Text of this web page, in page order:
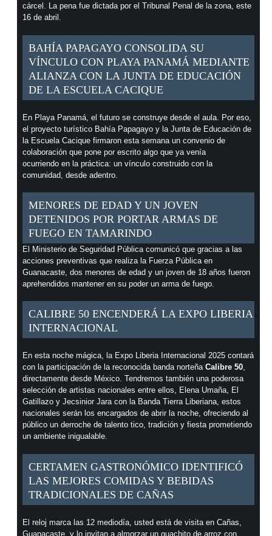
cárcel. La pena fue dictada por el Tribunal Penal de la zona, este
16 de abril.
BAHÍA PAPAGAYO CONSOLIDA SU
VÍNCULO CON PLAYA PANAMÁ MEDIANTE
ALIANZA CON LA JUNTA DE EDUCACIÓN
DE LA ESCUELA CACIQUE
En Playa Panamá, el futuro se construye desde el aula. Por eso,
el proyecto turístico Bahía Papagayo y la Junta de Educación de
la Escuela Cacique firmaron esta semana un convenio de
colaboración que pone por escrito algo que ya venía
ocurriendo en la práctica: un vínculo construido con la
comunidad, desde adentro.
MENORES DE EDAD Y UN JOVEN
DETENIDOS POR PORTAR ARMAS DE
FUEGO EN TAMARINDO
El Ministerio de Seguridad Pública comunicó que gracias a las
acciones preventivas que realiza la Fuerza Pública en
Guanacaste, dos menores de edad y un joven de 18 años fueron
aprehendidos mantener en su poder un arma de fuego.
CALIBRE 50 ENCENDERÁ LA EXPO LIBERIA
INTERNACIONAL
En esta noche mágica, la Expo Liberia Internacional 2025 contará
con la participación de la reconocida banda norteñaCalibre 50,
directamente desde México. Tendremos también una poderosa
selección de artistas nacionales entre ellos, Elena Umaña, El
Gatillazo y Jecsinior Jara con la Banda Tierra Liberiana, estos
nacionales serán los encargados de abrir la noche, ofreciendo al
público un derroche de talento tico, tradición y fiesta prometiendo
un ambiente inigualable.
CERTAMEN GASTRONÓMICO IDENTIFICÓ
LAS MEJORES COMIDAS Y BEBIDAS
TRADICIONALES DE CAÑAS
El reloj marca las 12 mediodía, usted está de visita en Cañas,
Guanacaste, y lo invitan a almorzar un guachito de arroz con